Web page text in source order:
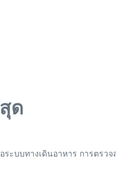
ด
ระบบทางเดินอาหาร การตร